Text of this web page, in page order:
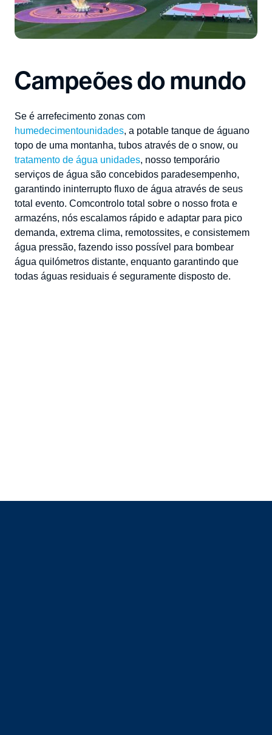
Campeões do mundo
Se é arrefecimento zonas com
humedecimentounidades, a potable tanque de águano
topo de uma montanha, tubos através de o snow, ou
tratamento de água unidades, nosso temporário
serviços de água são concebidos paradesempenho,
garantindo ininterrupto fluxo de água através de seus
total evento. Comcontrolo total sobre o nosso frota e
armazéns, nós escalamos rápido e adaptar para pico
demanda, extrema clima, remotossites, e consistemem
água pressão, fazendo isso possível para bombear
água quilómetros distante, enquanto garantindo que
todas águas residuais é seguramente disposto de.